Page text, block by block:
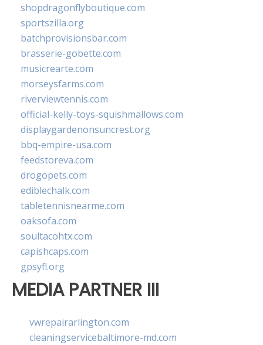
shopdragonflyboutique.com
sportszilla.org
batchprovisionsbar.com
brasserie-gobette.com
musicrearte.com
morseysfarms.com
riverviewtennis.com
official-kelly-toys-squishmallows.com
displaygardenonsuncrest.org
bbq-empire-usa.com
feedstoreva.com
drogopets.com
ediblechalk.com
tabletennisnearme.com
oaksofa.com
soultacohtx.com
capishcaps.com
gpsyfl.org
MEDIA PARTNER III
vwrepairarlington.com
cleaningservicebaltimore-md.com